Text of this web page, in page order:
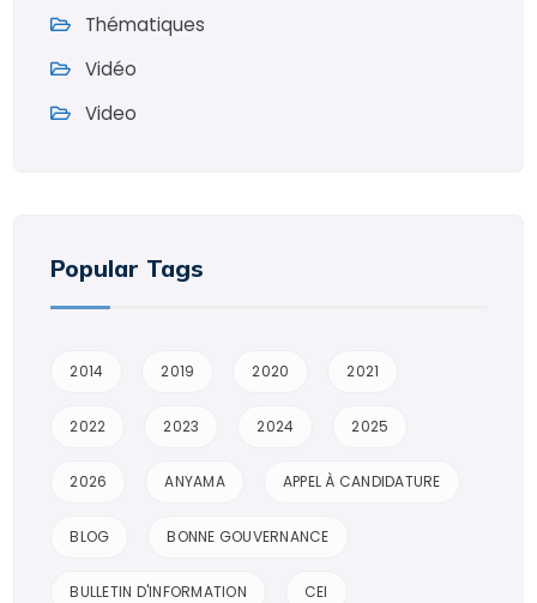
Thématiques
Vidéo
Video
Popular Tags
2014 2019 2020 2021
2022 2023 2024 2025
2026 ANYAMA APPEL À CANDIDATURE
BLOG BONNE GOUVERNANCE
BULLETIN D'INFORMATION CEI